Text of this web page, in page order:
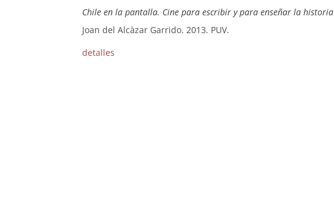
Chile en la pantalla. Cine para escribir y para enseñar la historia
Joan del Alcàzar Garrido. 2013. PUV.
detalles